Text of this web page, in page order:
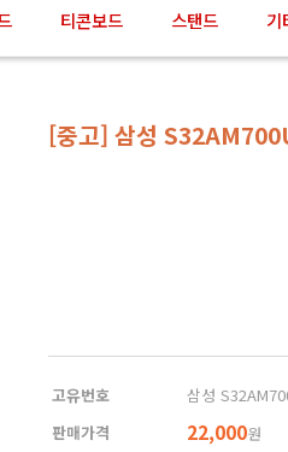
티콘보드 스탠드 기
[중고] 삼성
고유번호
삼성
판매가격
22,000원